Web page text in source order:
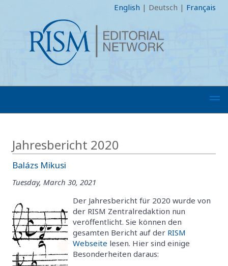
English | Deutsch | Français
Jahresbericht 2020
Balázs Mikusi
Tuesday, March 30, 2021
Der Jahresbericht für 2020 wurde von
der RISM Zentralredaktion nun
veröffentlicht. Sie können den
gesamten Bericht auf der RISM
Webseite lesen. Hier sind einige
Besonderheiten daraus: